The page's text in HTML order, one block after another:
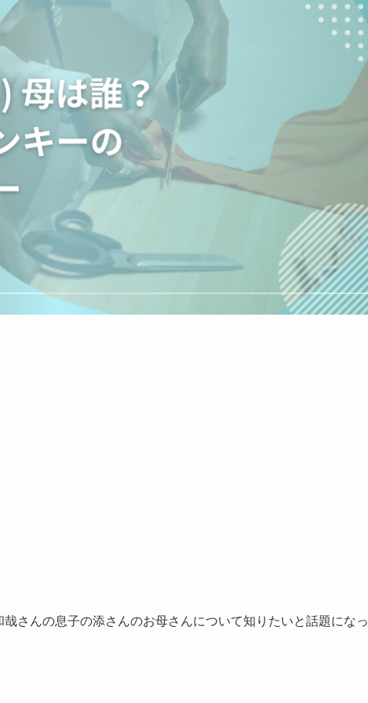
さんの息子の添さんのお母さんについて知りたいと話題になっ